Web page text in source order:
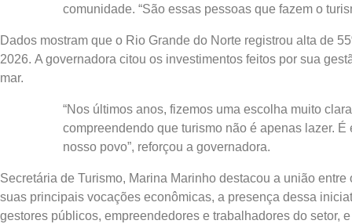
comunidade. “São essas pessoas que fazem o
Dados mostram que o Rio Grande do Norte registrou alta de
2026. A governadora citou os investimentos feitos por sua
mar.
“Nos últimos anos, fizemos uma escolha muito
compreendendo que turismo não é apenas lazer.
nosso povo”, reforçou a governadora.
Secretária de Turismo, Marina Marinho destacou a união
suas principais vocações econômicas, a presença dessa
gestores públicos, empreendedores e trabalhadores do setor,